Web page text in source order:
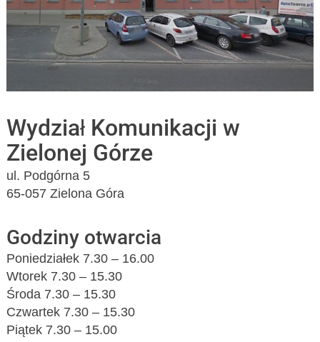
Wydział Komunikacji w
Zielonej Górze
ul. Podgórna 5
65-057 Zielona Góra
Godziny otwarcia
Poniedziałek 7.30 – 16.00
Wtorek 7.30 – 15.30
Środa 7.30 – 15.30
Czwartek 7.30 – 15.30
Piątek 7.30 – 15.00